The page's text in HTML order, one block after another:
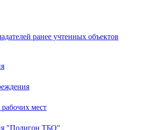
ранее учтенных объектов
мест
"Полигон ТБО"